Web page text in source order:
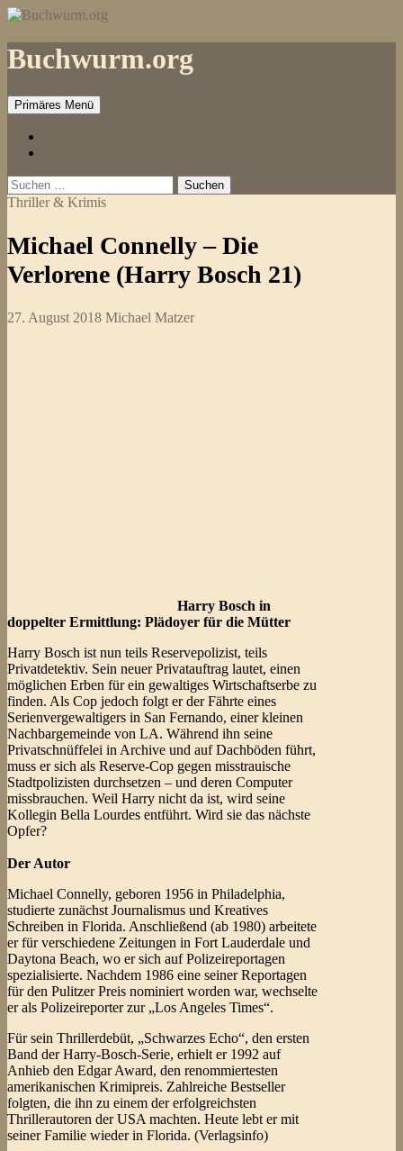
Zum
springen
Buchwurm.org
Primäres Menü
Suchen
nach:
Thriller & Krimis
Michael Connelly – Die
Verlorene (Harry Bosch 21)
27. August 2018 Michael Matzer
Harry Bosch in
doppelter Ermittlung: Plädoyer für die Mütter
Harry Bosch ist nun teils Reservepolizist, teils
Privatdetektiv. Sein neuer Privatauftrag lautet, einen
möglichen Erben für ein gewaltiges Wirtschaftserbe zu
finden. Als Cop jedoch folgt er der Fährte eines
Serienvergewaltigers in San Fernando, einer kleinen
Nachbargemeinde von LA. Während ihn seine
Privatschnüffelei in Archive und auf Dachböden führt,
muss er sich als Reserve-Cop gegen misstrauische
Stadtpolizisten durchsetzen – und deren Computer
missbrauchen. Weil Harry nicht da ist, wird seine
Kollegin Bella Lourdes entführt. Wird sie das nächste
Opfer?
Der Autor
Michael Connelly, geboren 1956 in Philadelphia,
studierte zunächst Journalismus und Kreatives
Schreiben in Florida. Anschließend (ab 1980) arbeitete
er für verschiedene Zeitungen in Fort Lauderdale und
Daytona Beach, wo er sich auf Polizeireportagen
spezialisierte. Nachdem 1986 eine seiner Reportagen
für den Pulitzer Preis nominiert worden war, wechselte
er als Polizeireporter zur „Los Angeles Times“.
Für sein Thrillerdebüt, „Schwarzes Echo“, den ersten
Band der Harry-Bosch-Serie, erhielt er 1992 auf
Anhieb den Edgar Award, den renommiertesten
amerikanischen Krimipreis. Zahlreiche Bestseller
folgten, die ihn zu einem der erfolgreichsten
Thrillerautoren der USA machten. Heute lebt er mit
seiner Familie wieder in Florida. (Verlagsinfo)